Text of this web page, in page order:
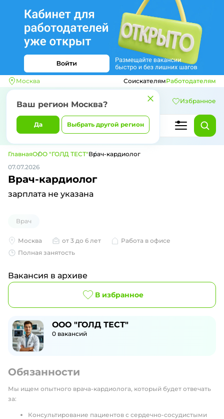
Москва
Ваш регион Москва?
Да Выбрать другой регион
СоискателямРаботодателям
Избранное
ГлавнаяООО "ГОЛД ТЕСТ"Врач-кардиолог
07.07.2026
Врач-кардиолог
зарплата не указана
Врач
Москва от 3 до 6 лет
Работа в офисе
Полная занятость
Вакансия в архиве
В избранное
ООО "ГОЛД ТЕСТ"
0 вакансий
Обязанности
Мы ищем опытного врача-кардиолога, который будет отвечать
за:
Консультирование пациентов с сердечно-сосудистыми